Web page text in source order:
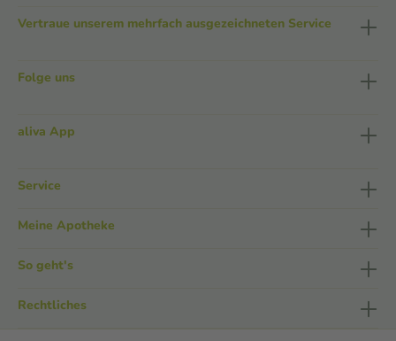
Vertraue unserem mehrfach ausgezeichneten Service
Folge uns
aliva App
Service
Meine Apotheke
So geht's
Rechtliches